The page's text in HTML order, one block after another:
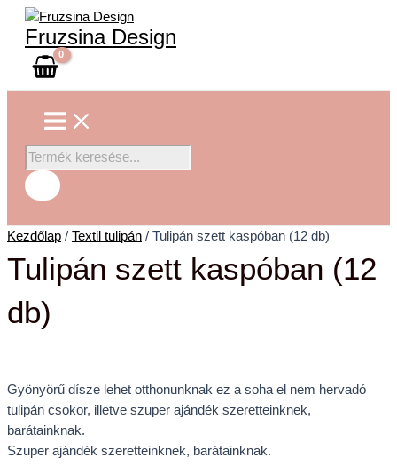
Skip
content
Fruzsina Design
Menu
Products
search
Kezdőlap / Textil tulipán / Tulipán szett kaspóban (12 db)
Tulipán szett kaspóban (12
db)
Gyönyörű dísze lehet otthonunknak ez a soha el nem hervadó
tulipán csokor, illetve szuper ajándék szeretteinknek,
barátainknak.
Szuper ajándék szeretteinknek, barátainknak.
Tulipán
szett
kaspóban
db)
mennyiség